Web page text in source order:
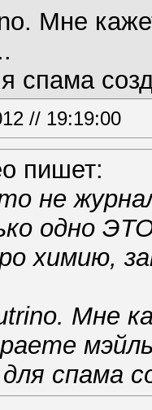
Мне
спама
// 19:19:00
пишет:
не
одно
химию,
Мне
для спама